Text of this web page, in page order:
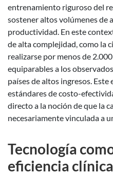
entrenamiento riguroso del
sostener altos volúmenes de
productividad. En este
de alta complejidad, como la
realizarse por menos de
equiparables a los
países de altos ingresos.
estándares de costo-
directo a la noción de que la
necesariamente vinculada a
Tecnología
eficiencia clínica